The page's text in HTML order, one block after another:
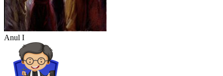
Anul I